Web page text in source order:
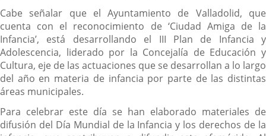
Cabe señalar que el Ayuntamiento de Valladolid, que
cuenta con el reconocimiento de ‘Ciudad Amiga de la
Infancia’, está desarrollando el III Plan de Infancia y
Adolescencia, liderado por la Concejalía de Educación y
Cultura, eje de las actuaciones que se desarrollan a lo largo
del año en materia de infancia por parte de las distintas
áreas municipales.
Para celebrar este día se han elaborado materiales de
difusión del Día Mundial de la Infancia y los derechos de la